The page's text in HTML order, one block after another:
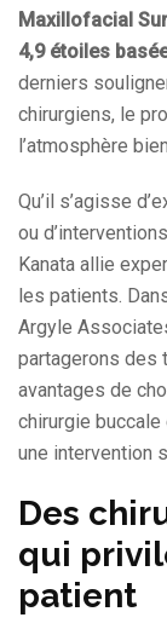
Maxillofacial
4,9 étoiles
derniers
chirurgiens, le
l’atmosphère
Qu’il s’agisse
ou
Kanata allie
les patients.
Argyle
partagerons des
avantages de
chirurgie
une intervention
Des
qui
patient